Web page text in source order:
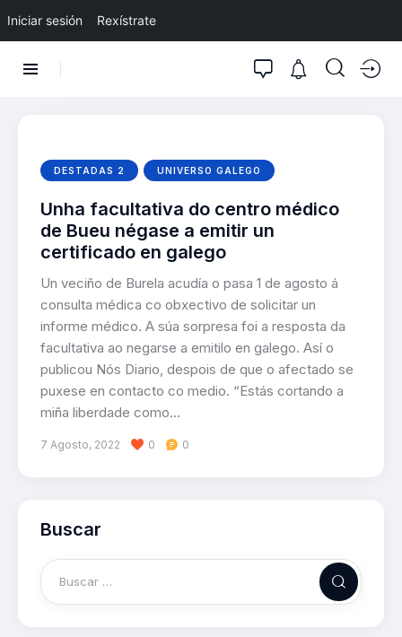
Iniciar sesión Rexístrate
DESTADAS 2 UNIVERSO GALEGO
Unha facultativa do centro médico
de Bueu négase a emitir un
certificado en galego
Un veciño de Burela acudía o pasa 1 de agosto á
consulta médica co obxectivo de solicitar un
informe médico. A súa sorpresa foi a resposta da
facultativa ao negarse a emitilo en galego. Así o
publicou Nós Diario, despois de que o afectado se
puxese en contacto co medio. “Estás cortando a
miña liberdade como…
7 Agosto, 2022 0 0
Buscar